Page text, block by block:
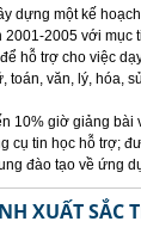
dựng một kế
2005 với mục
hỗ trợ cho việc
toán, văn, lý, hóa,
10% giờ giảng bài
cụ tin học hỗ trợ;
đào tạo về ứng
XUẤT SẮC